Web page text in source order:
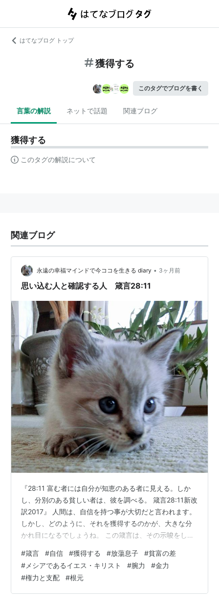
はてなブログ トップ
獲得する
このタグでブログを書く
言葉の解説 ネットで話題 関連ブログ
獲得する
このタグの解説について
関連ブログ
永遠の幸福マインドで今ココを生きる diary • 3ヶ月前
思い込む人と確認する人 箴言28:11
『28:11 富む者には自分が知恵のある者に見える。しか
し、分別のある貧しい者は、彼を調べる。 箴言28:11新改
訳2017』 人間は、自信を持つ事が大切だと言われます。
しかし、どのように、それを獲得するのかが、大きな分
かれ目になるでしょうね。 この箴言は、その示唆をして
能感の根拠にする人がいます。それを失えば、万能感も
自信も吹き飛んでしまうのにです。それは、資金量や資
産、高級車、大邸宅、ブランド品などです。腕力、金
力、権力、知力とも言えるかも知れませんね。 聖書の中
#箴言 #自信 #獲得する #放蕩息子 #貧富の差
# メシアであるイエス・キリスト #腕力 #金力
#権力と支配 #根元